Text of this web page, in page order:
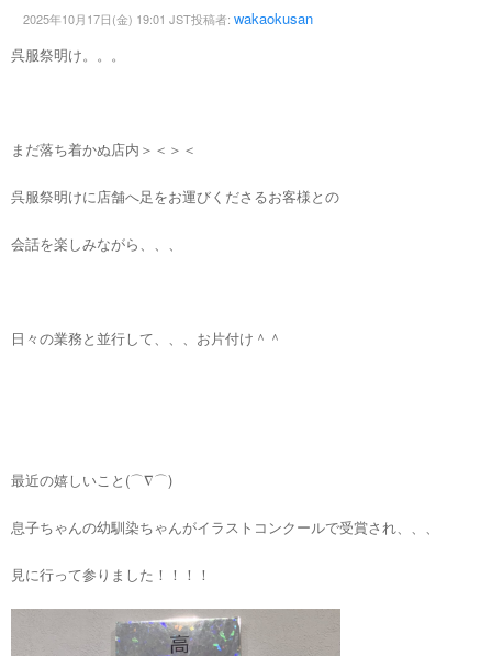
2025年10月17日(金) 19:01 JST投稿者: wakaokusan
呉服祭明け。。。
まだ落ち着かぬ店内＞＜＞＜
呉服祭明けに店舗へ足をお運びくださるお客様との
会話を楽しみながら、、、
日々の業務と並行して、、、お片付け＾＾
最近の嬉しいこと(⌒∇⌒)
息子ちゃんの幼馴染ちゃんがイラストコンクールで受賞され、、、
見に行って参りました！！！！